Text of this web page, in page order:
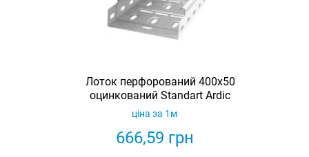
Лоток перфорований 400х50
оцинкований Standart Ardic
666,59 грн
ціна за 1м